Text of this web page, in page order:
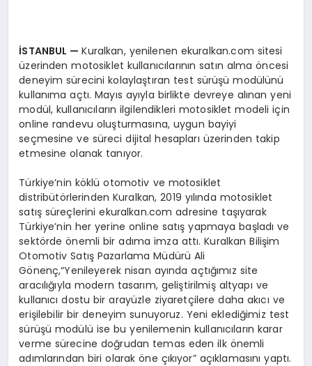
İSTANBUL —Kuralkan, yenilenen ekuralkan.com sitesi
üzerinden motosiklet kullanıcılarının satın alma öncesi
deneyim sürecini kolaylaştıran test sürüşü modülünü
kullanıma açtı. Mayıs ayıyla birlikte devreye alınan yeni
modül, kullanıcıların ilgilendikleri motosiklet modeli için
online randevu oluşturmasına, uygun bayiyi
seçmesine ve süreci dijital hesapları üzerinden takip
etmesine olanak tanıyor.
Türkiye’nin köklü otomotiv ve motosiklet
distribütörlerinden Kuralkan, 2019 yılında motosiklet
satış süreçlerini ekuralkan.com adresine taşıyarak
Türkiye’nin her yerine online satış yapmaya başladı ve
sektörde önemli bir adıma imza attı. Kuralkan Bilişim
Otomotiv Satış Pazarlama Müdürü Ali
Gönenç,“Yenileyerek nisan ayında açtığımız site
aracılığıyla modern tasarım, geliştirilmiş altyapı ve
kullanıcı dostu bir arayüzle ziyaretçilere daha akıcı ve
erişilebilir bir deneyim sunuyoruz. Yeni eklediğimiz test
sürüşü modülü ise bu yenilemenin kullanıcıların karar
verme sürecine doğrudan temas eden ilk önemli
adımlarından biri olarak öne çıkıyor” açıklamasını yaptı.